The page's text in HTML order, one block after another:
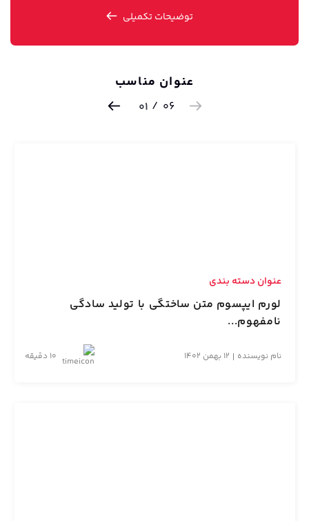
توضیحات تکمیلی
عنوان مناسب
06
/
عنوان دسته بندی
لورم ایپسوم متن ساختگی با تولید سادگی
نامفهوم...
نام نویسنده 12 بهمن 1402